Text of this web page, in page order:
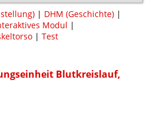
| DHM (Geschichte) |
Modul |
| Test
Blutkreislauf,